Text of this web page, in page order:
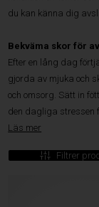
du kan känna dig
Bekväma skor för
Efter en lång dag
gjorda av mjuka och
och omsorg. Sätt in
den dagliga stressen
Läs mer
Filtrer